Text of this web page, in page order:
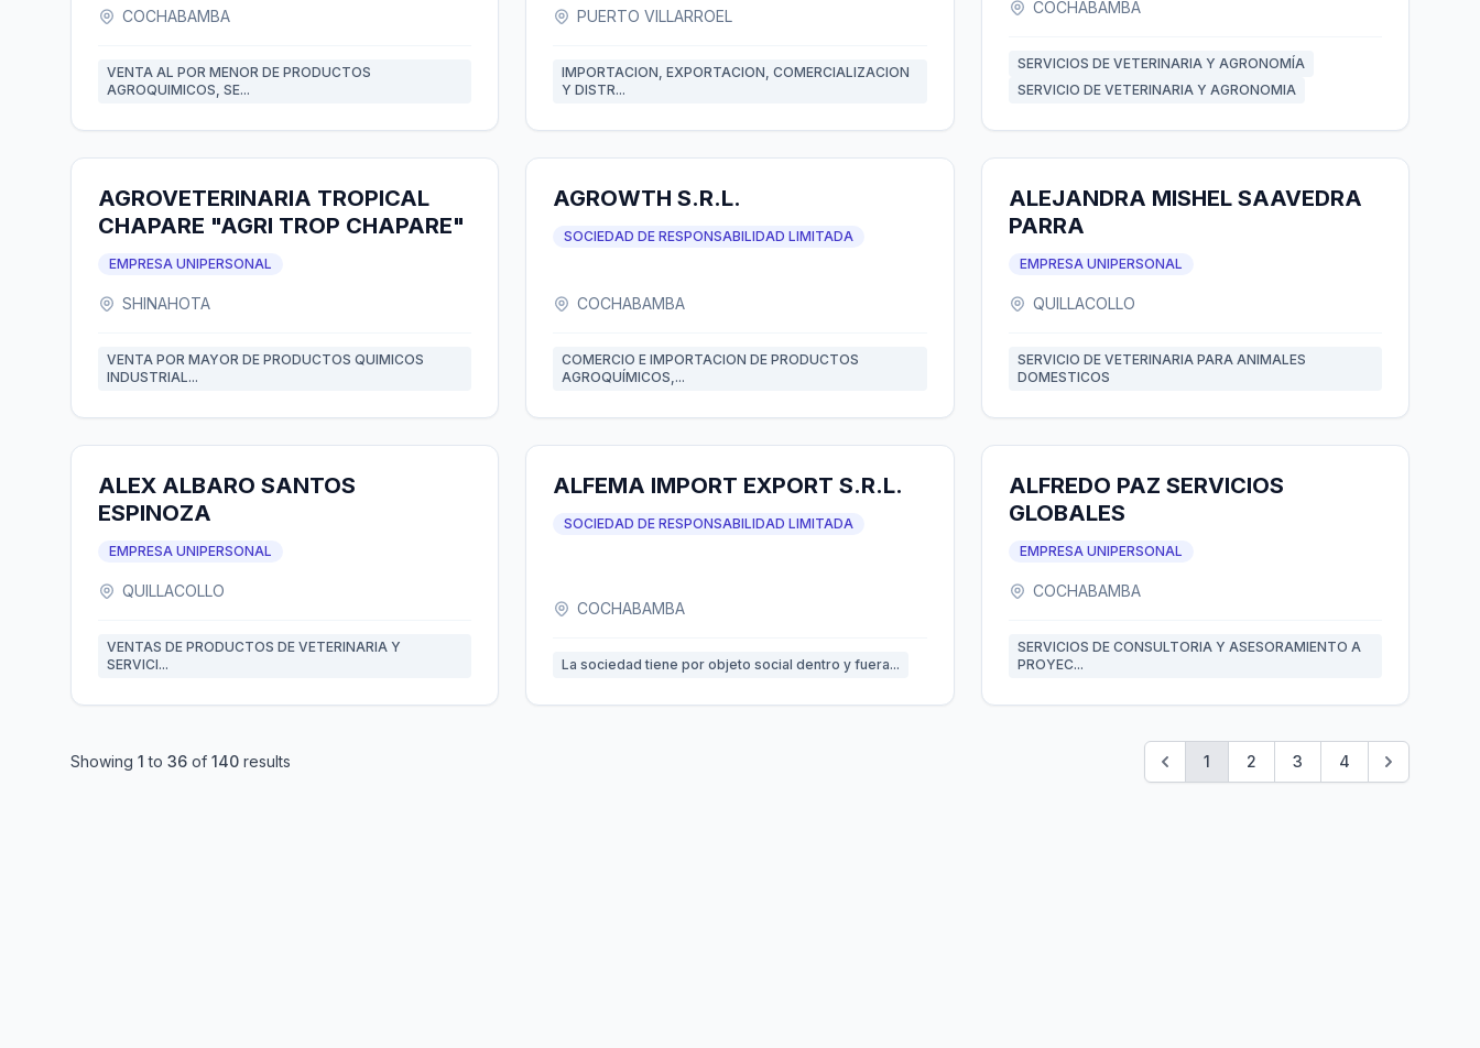
COCHABAMBA
VENTA AL POR MENOR DE PRODUCTOS
AGROQUIMICOS, SE...
PUERTO VILLARROEL
IMPORTACION, EXPORTACION, COMERCIALIZACION
Y DISTR...
COCHABAMBA
SERVICIOS DE VETERINARIA Y AGRONOMÍA
SERVICIO DE VETERINARIA Y AGRONOMIA
AGROVETERINARIA TROPICAL
CHAPARE "AGRI TROP CHAPARE"
EMPRESA UNIPERSONAL
SHINAHOTA
VENTA POR MAYOR DE PRODUCTOS QUIMICOS
INDUSTRIAL...
AGROWTH S.R.L.
SOCIEDAD DE RESPONSABILIDAD LIMITADA
COCHABAMBA
COMERCIO E IMPORTACION DE PRODUCTOS
AGROQUÍMICOS,...
ALEJANDRA MISHEL SAAVEDRA
PARRA
EMPRESA UNIPERSONAL
QUILLACOLLO
SERVICIO DE VETERINARIA PARA ANIMALES
DOMESTICOS
ALEX ALBARO SANTOS
ESPINOZA
EMPRESA UNIPERSONAL
QUILLACOLLO
VENTAS DE PRODUCTOS DE VETERINARIA Y
SERVICI...
ALFEMA IMPORT EXPORT S.R.L.
SOCIEDAD DE RESPONSABILIDAD LIMITADA
COCHABAMBA
La sociedad tiene por objeto social dentro y fuera...
ALFREDO PAZ SERVICIOS
GLOBALES
EMPRESA UNIPERSONAL
COCHABAMBA
SERVICIOS DE CONSULTORIA Y ASESORAMIENTO A
PROYEC...
Showing 1 to 36 of 140 results 1 2 3 4